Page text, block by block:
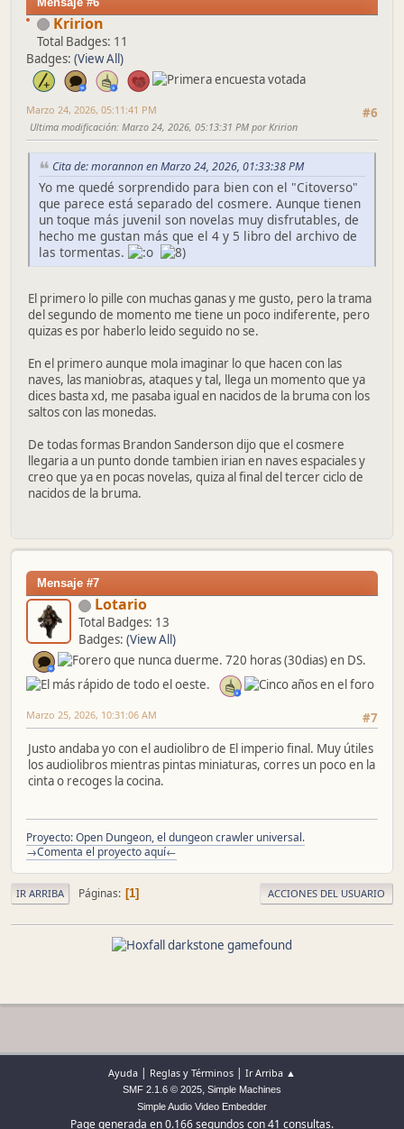
Kririon
Total Badges: 11
Badges: (View All)
#6
Marzo 24, 2026, 05:11:41 PM
Ultima modificación: Marzo 24, 2026, 05:13:31 PM por Kririon
Cita de: morannon en Marzo 24, 2026, 01:33:38 PM
Yo me quedé sorprendido para bien con el "Citoverso"
que parece está separado del cosmere. Aunque tienen
un toque más juvenil son novelas muy disfrutables, de
hecho me gustan más que el 4 y 5 libro del archivo de
las tormentas.
El primero lo pille con muchas ganas y me gusto, pero la trama
del segundo de momento me tiene un poco indiferente, pero
quizas es por haberlo leido seguido no se.
En el primero aunque mola imaginar lo que hacen con las
naves, las maniobras, ataques y tal, llega un momento que ya
dices basta xd, me pasaba igual en nacidos de la bruma con los
saltos con las monedas.
De todas formas Brandon Sanderson dijo que el cosmere
llegaria a un punto donde tambien irian en naves espaciales y
creo que ya en pocas novelas, quiza al final del tercer ciclo de
nacidos de la bruma.
Mensaje #7
Lotario
Total Badges: 13
Badges: (View All)
#7
Marzo 25, 2026, 10:31:06 AM
Justo andaba yo con el audiolibro de El imperio final. Muy útiles
los audiolibros mientras pintas miniaturas, corres un poco en la
cinta o recoges la cocina.
Proyecto: Open Dungeon, el dungeon crawler universal.
→Comenta el proyecto aquí←
IR ARRIBA Páginas 1 ACCIONES DEL USUARIO
Ayuda | Reglas y Términos | Ir Arriba ▲
SMF 2.1.6 © 2025, Simple Machines
Simple Audio Video Embedder
Page generada en 0.166 segundos con 41 consultas.